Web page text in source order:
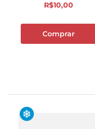
R$10,00
Comprar